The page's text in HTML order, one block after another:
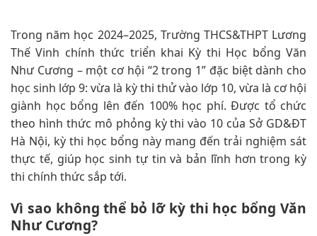
Trong năm học 2024–2025, Trường THCS&THPT Lương
Thế Vinh chính thức triển khai Kỳ thi Học bổng Văn
Như Cương – một cơ hội “2 trong 1” đặc biệt dành cho
học sinh lớp 9: vừa là kỳ thi thử vào lớp 10, vừa là cơ hội
giành học bổng lên đến 100% học phí. Được tổ chức
theo hình thức mô phỏng kỳ thi vào 10 của Sở GD&ĐT
Hà Nội, kỳ thi học bổng này mang đến trải nghiệm sát
thực tế, giúp học sinh tự tin và bản lĩnh hơn trong kỳ
thi chính thức sắp tới.
Vì sao không thể bỏ lỡ kỳ thi học bổng Văn
Như Cương?